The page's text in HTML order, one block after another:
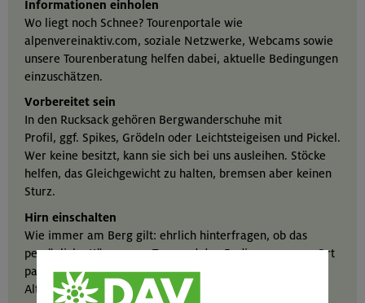
Informationen einholen
Wo liegt noch Schnee? Tourenportale wie
alpenvereinaktiv.com, soziale Netzwerke, Webcams sowie
unsere Tourenberatung helfen dabei, aktuelle Bedingungen
einzuschätzen.
Vorbereitet sein
In den Rucksack gehören Bergwanderschuhe mit
Profil, ggf. Spikes, Grödeln oder Leichtsteigeisen und Pickel.
Wer keine besitzt, kann sie sich bei uns ausleihen. Stöcke
helfen, das Gleichgewicht zu halten, bremsen aber keinen
Sturz.
Hirn einschalten
Wie immer am Berg gilt: ehrlich hinterfragen, ob das
persönliche Können zur Tour und den Bedingungen vor Ort
passen. Bei Unsicherheit wird umgedreht oder eine
Alternative gewählt.